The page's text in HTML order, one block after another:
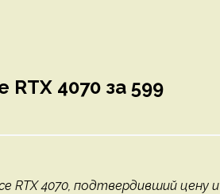
4070 за 599
RTX 4070, подтвердивший цену и